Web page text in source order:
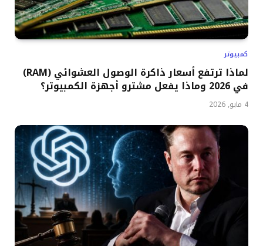
كمبيوتر
لماذا ترتفع أسعار ذاكرة الوصول العشوائي (RAM)
في 2026 وماذا يفعل مشترو أجهزة الكمبيوتر؟
4 مايو, 2026